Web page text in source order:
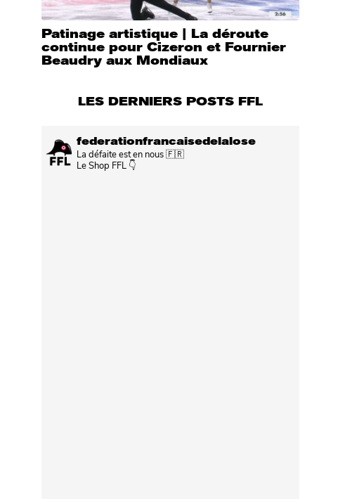
Patinage artistique | La déroute
continue pour Cizeron et Fournier
Beaudry aux Mondiaux
LES DERNIERS POSTS FFL
federationfrancaisedelalose
La défaite est en nous 🇫🇷
Le Shop FFL 👇